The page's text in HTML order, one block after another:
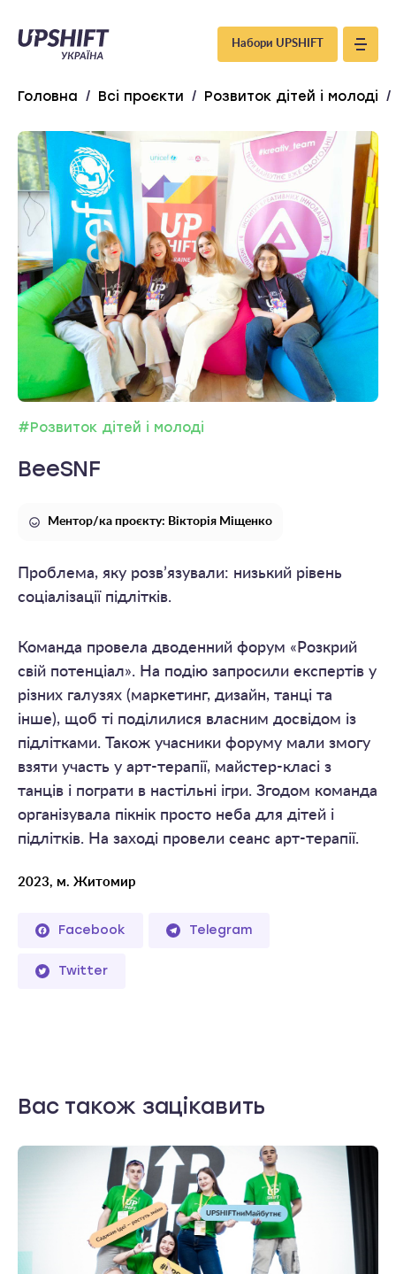
Upshift
–
Україна
Набори UPSHIFT
Головна / Всі проєкти / Розвиток дітей і молоді /
#Розвиток дітей і молоді
BeeSNF
Ментор/ка проєкту: Вікторія Міщенко
Проблема, яку розв’язували: низький рівень
соціалізації підлітків.
Команда провела дводенний форум «Розкрий
свій потенціал». На подію запросили експертів у
різних галузях (маркетинг, дизайн, танці та
інше), щоб ті поділилися власним досвідом із
підлітками. Також учасники форуму мали змогу
взяти участь у арт-терапії, майстер-класі з
танців і пограти в настільні ігри. Згодом команда
організувала пікнік просто неба для дітей і
підлітків. На заході провели сеанс арт-терапії.
2023, м. Житомир
Facebook Telegram
Twitter
Вас також зацікавить